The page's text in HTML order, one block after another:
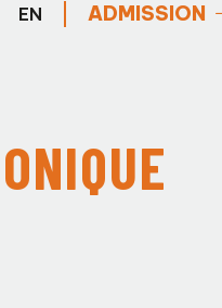
EN ADMISSION